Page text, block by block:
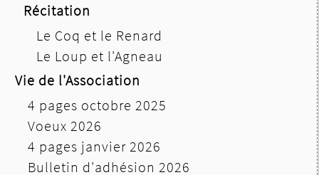
Récitation
Le Coq et le Renard
Le Loup et l'Agneau
Vie de l'Association
4 pages octobre 2025
Voeux 2026
4 pages janvier 2026
Bulletin d'adhésion 2026